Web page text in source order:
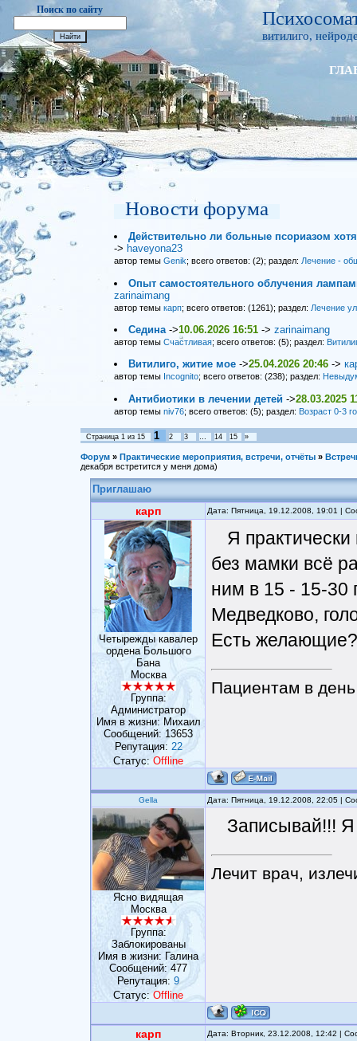
Поиск по сайту
витилиго,
Новости форума
Действительно ли больные псориазом
-> haveyona23
автор темы Genik; всего ответов: (2); раздел: Лечение -
Опыт самостоятельного облучения
zarinaimang
автор темы карп; всего ответов: (1261); раздел: Лечение
Седина ->10.06.2026 16:51 ->zarinaimang
автор темы Счастливая; всего ответов: (5); раздел:
Витилиго, житие мое ->25.04.2026 20:46 ->
автор темы Incognito; всего ответов: (238); раздел:
Антибиотики в лечении детей ->28.03.2025
автор темы niv76; всего ответов: (5); раздел: Возраст 0-3
Страница 1 из 15 1 2 3 … 14 15 »
Форум » Практические мероприятия, встречи, отчёты »
декабря встретится у меня дома)
Приглашаю
карп Дата: Пятница, 19.12.2008, 19:01 |
Четырежды кавалер
ордена Большого
Бана
Москва
Группа:
Администратор
Имя в жизни: Михаил
Сообщений: 13653
Репутация: 22
Статус:Offline
Я
без мамки всё
ним в 15 - 15-30
Медведково,
Есть желающие?
Пациентам в
Gella Дата: Пятница, 19.12.2008, 22:05 |
Ясно видящая
Москва
Группа:
Заблокированы
Имя в жизни: Галина
Сообщений: 477
Репутация: 9
Статус:Offline
Записывай!!! Я
Лечит врач,
карп Дата: Вторник, 23.12.2008, 12:42 |